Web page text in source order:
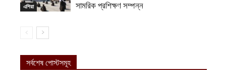
এশিয়া
সামরিক প্রশিক্ষণ সম্পন্ন
সর্বশেষ পোস্টসমূহ